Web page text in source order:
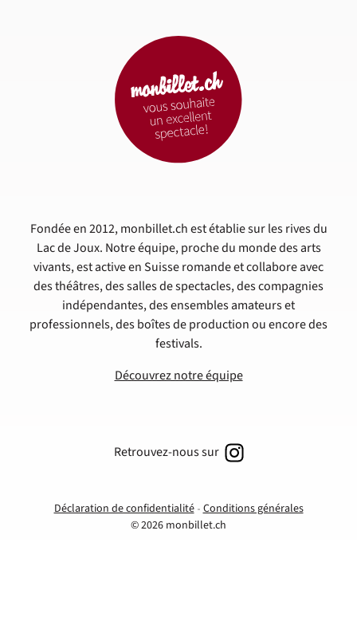
Fondée en 2012, monbillet.ch est établie sur les rives du
Lac de Joux. Notre équipe, proche du monde des arts
vivants, est active en Suisse romande et collabore avec
des théâtres, des salles de spectacles, des compagnies
indépendantes, des ensembles amateurs et
professionnels, des boîtes de production ou encore des
festivals.
Découvrez notre équipe
Déclaration de confidentialité Conditions générales
© 2026 monbillet.ch
Retrouvez-nous sur